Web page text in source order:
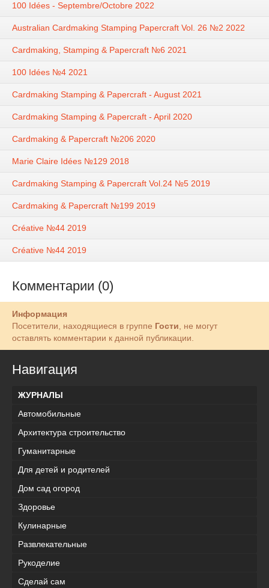
100 Idées - Septembre/Octobre 2022
Australian Cardmaking Stamping Papercraft Vol. 26 №2 2022
Cardmaking, Stamping & Papercraft №6 2021
100 Idées №4 2021
Cardmaking Stamping & Papercraft - August 2021
Cardmaking Stamping & Papercraft - April 2020
Cardmaking & Papercraft №206 2020
Marie Claire Idées №129 2018
Cardmaking Stamping & Papercraft Vol.24 №5 2019
Cardmaking & Papercraft №199 2019
Créative №44 2019
Créative №44 2019
Комментарии (0)
Информация
Посетители, находящиеся в группе Гости, не могут
оставлять комментарии к данной публикации.
Навигация
ЖУРНАЛЫ
Автомобильные
Архитектура строительство
Гуманитарные
Для детей и родителей
Дом сад огород
Здоровье
Кулинарные
Развлекательные
Рукоделие
Сделай сам